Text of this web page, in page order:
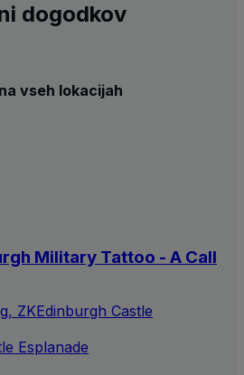
dogodkov
vseh lokacijah
Military Tattoo - A Call
ZKEdinburgh Castle
Esplanade